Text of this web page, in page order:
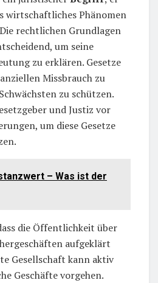
wirtschaftliches Phänomen
rechtlichen Grundlagen
um seine
zu erklären. Gesetze
Missbrauch zu
zu schützen.
und Justiz vor
um diese Gesetze
– Was ist der
die Öffentlichkeit über
aufgeklärt
Gesellschaft kann aktiv
Geschäfte vorgehen.